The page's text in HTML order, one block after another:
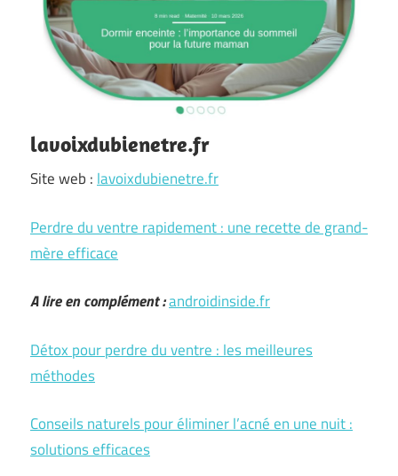
lavoixdubienetre.fr
Site web : lavoixdubienetre.fr
Perdre du ventre rapidement : une recette de grand-
mère efficace
A lire en complément :androidinside.fr
Détox pour perdre du ventre : les meilleures
méthodes
Conseils naturels pour éliminer l’acné en une nuit :
solutions efficaces